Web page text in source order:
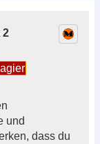
2
und
dass du